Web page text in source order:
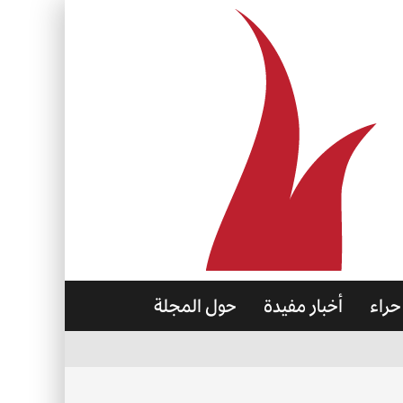
أخبار مفيدة حول المجلة